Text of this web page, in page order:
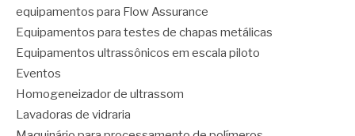
equipamentos para Flow Assurance
Equipamentos para testes de chapas metálicas
Equipamentos ultrassônicos em escala piloto
Eventos
Homogeneizador de ultrassom
Lavadoras de vidraria